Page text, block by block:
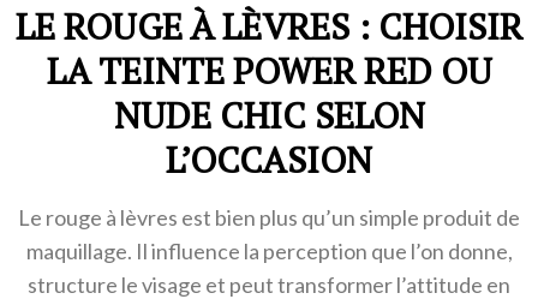
LE ROUGE À LÈVRES : CHOISIR
LA TEINTE POWER RED OU
NUDE CHIC SELON
L’OCCASION
Le rouge à lèvres est bien plus qu’un simple produit de
maquillage. Il influence la perception que l’on donne,
structure le visage et peut transformer l’attitude en